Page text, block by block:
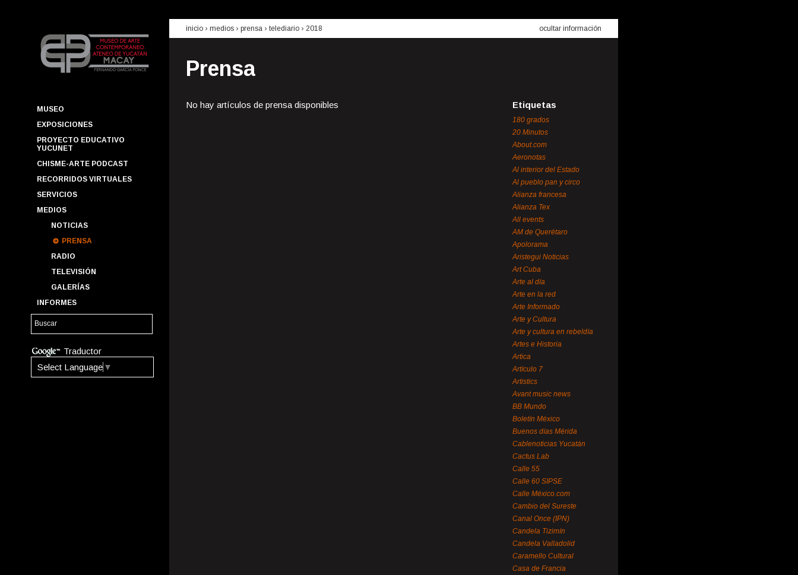
MUSEO
EXPOSICIONES
PROYECTO EDUCATIVO
YUCUNET
CHISME-ARTE PODCAST
RECORRIDOS VIRTUALES
SERVICIOS
MEDIOS
NOTICIAS
PRENSA
RADIO
TELEVISIÓN
GALERÍAS
INFORMES
Traductor
Select Language ▼
inicio › medios › prensa › telediario › 2018 ocultar información
Prensa
No hay artículos de prensa disponibles Etiquetas
180 grados
20 Minutos
About.com
Aeronotas
Al interior del Estado
Al pueblo pan y circo
Alianza francesa
Alianza Tex
All events
AM de Querétaro
Apolorama
Aristegui Noticias
Art Cuba
Arte al día
Arte en la red
Arte Informado
Arte y Cultura
Arte y cultura en rebeldía
Artes e Historia
Artica
Artículo 7
Artistics
Avant music news
BB Mundo
Boletín México
Buenos días Mérida
Cablenoticias Yucatán
Cactus Lab
Calle 55
Calle 60 SIPSE
Calle México.com
Cambio del Sureste
Canal Once (IPN)
Candela Tizimín
Candela Valladolid
Caramello Cultural
Casa de Francia